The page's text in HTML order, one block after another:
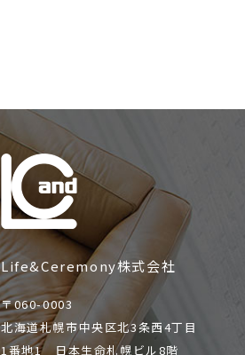
Life&Ceremony株式会社
〒060-0003
北海道札幌市中央区北3条西4丁目
1番地1 日本生命札幌ビル8階